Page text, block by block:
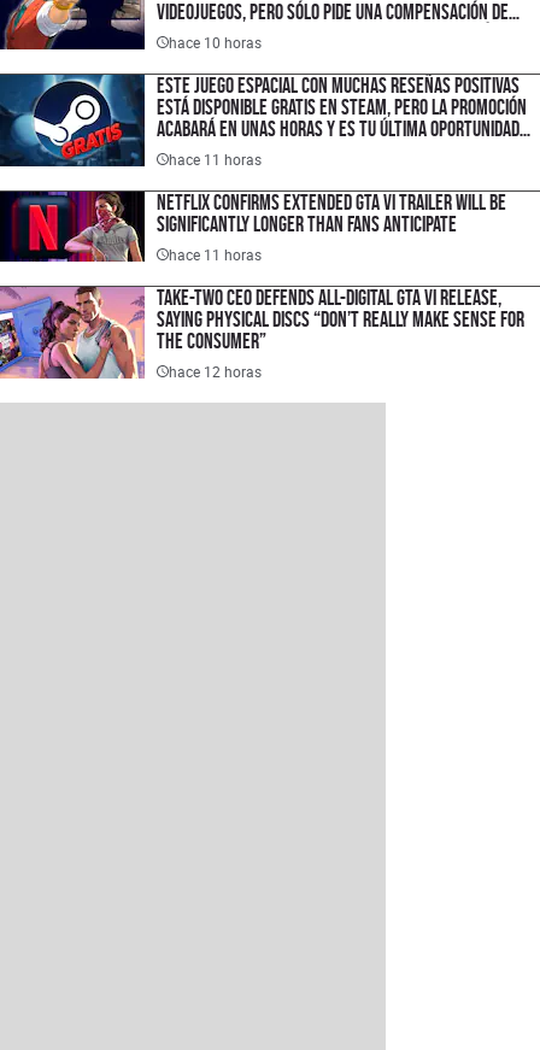
videojuegos, pero sólo pide una compensación de
$1.50 USD porque quiere hacer un cambio histórico
en la industria
hace 10 horas
Este juego espacial con muchas reseñas positivas
está disponible gratis en Steam, pero la promoción
acabará en unas horas y es tu última oportunidad
para ahorrar $300 pesos
hace 11 horas
Netflix Confirms Extended GTA VI Trailer Will Be
Significantly Longer Than Fans Anticipate
hace 11 horas
Take-Two CEO Defends All-Digital GTA VI Release,
Saying Physical Discs “Don’t Really Make Sense for
the Consumer”
hace 12 horas